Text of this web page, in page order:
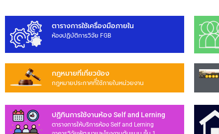
ตารางการใช้เครื่องมือภายใน
ห้องปฏิบัติการวิจัย FGB
กฎหมายที่เกี่ยวข้อง
กฎหมายประกาศทีี่ใช้ภายในหน่วยงาน
ปฏิทินการใช้งานห้อง Self and Lerning
ตารางการให้บริการห้อง Self and Lerning